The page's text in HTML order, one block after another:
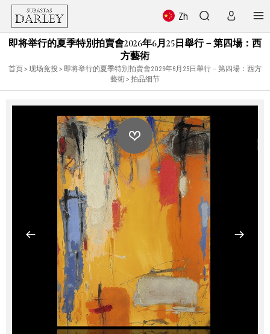
Zh
即将举行的夏季特別拍賣會2026年6月25日舉行－第四場：西
方藝術
首页> 现场竞投 > 即将举行的夏季特別拍賣會2026年6月25日舉行－第四場：西方
藝術> 拍品细节